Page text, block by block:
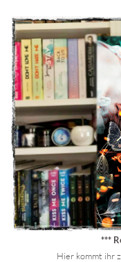
***
Hier kommt ihr